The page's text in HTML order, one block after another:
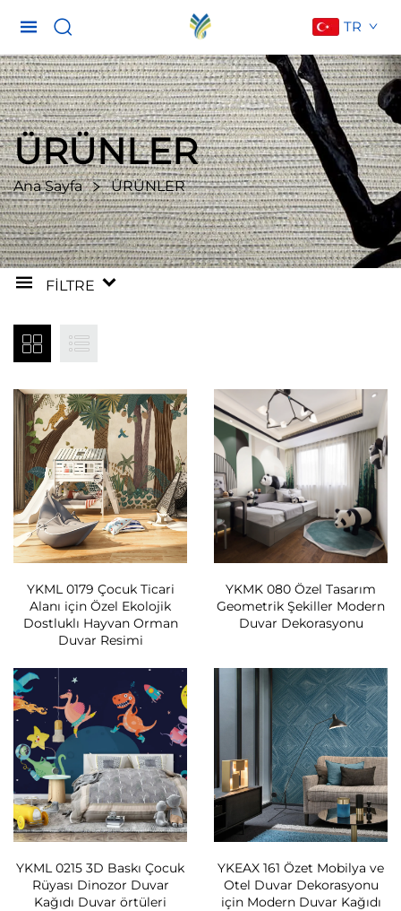
TR
ÜRÜNLER
Ana Sayfa ÜRÜNLER
FILTRE
YKML 0179 Çocuk Ticari
Alanı için Özel Ekolojik
Dostluklı Hayvan Orman
Duvar Resimi
YKMK 080 Özel Tasarım
Geometrik Şekiller Modern
Duvar Dekorasyonu
YKML 0215 3D Baskı Çocuk
Rüyası Dinozor Duvar
Kağıdı Duvar örtüleri
YKEAX 161 Özet Mobilya ve
Otel Duvar Dekorasyonu
için Modern Duvar Kağıdı